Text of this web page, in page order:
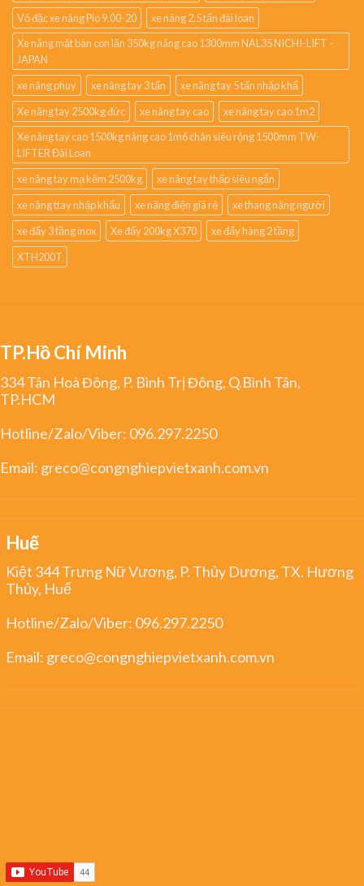
Vỏ đặc xe nâng Pio 9.00-20
xe nâng 2.5 tấn đài loan
Xe nâng mặt bàn con lăn 350kg nâng cao 1300mm NAL35 NICHI-LIFT –
JAPAN
xe nâng phuy
xe nâng tay 3 tấn
xe nâng tay 5 tấn nhập khẩ
Xe nâng tay 2500kg đức
xe nâng tay cao
xe nâng tay cao 1m2
Xe nâng tay cao 1500kg nâng cao 1m6 chân siêu rộng 1500mm TW-
LIFTER Đài Loan
xe nâng tay mạ kẽm 2500kg
xe nâng tay thấp siêu ngắn
xe nâng ttay nhập khẩu
xe nâng điện giá rẻ
xe thang nâng người
xe đẩy 3 tầng inox
Xe đẩy 200kg X370
xe đẩy hàng 2 tầng
XTH200T
TP.Hồ Chí Minh
334 Tân Hoà Đông, P. Bình Trị Đông, Q.Bình Tân,
TP.HCM
Hotline/Zalo/Viber: 096.297.2250
Email: greco@congnghiepvietxanh.com.vn
Huế
Kiệt 344 Trưng Nữ Vương, P. Thủy Dương, TX. Hương
Thủy, Huế
Hotline/Zalo/Viber: 096.297.2250
Email: greco@congnghiepvietxanh.com.vn